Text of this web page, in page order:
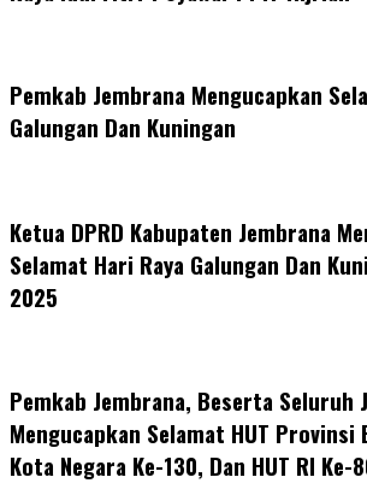
Pemkab Jembrana Mengucapkan
Galungan Dan Kuningan
Ketua DPRD Kabupaten Jembrana
Selamat Hari Raya Galungan Dan
2025
Pemkab Jembrana, Beserta Seluruh
Mengucapkan Selamat HUT Provinsi
Kota Negara Ke-130, Dan HUT RI Ke-